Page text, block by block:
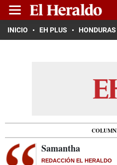
INICIO EH PLUS HONDURAS
Samantha
REDACCIÓN EL HERALDO